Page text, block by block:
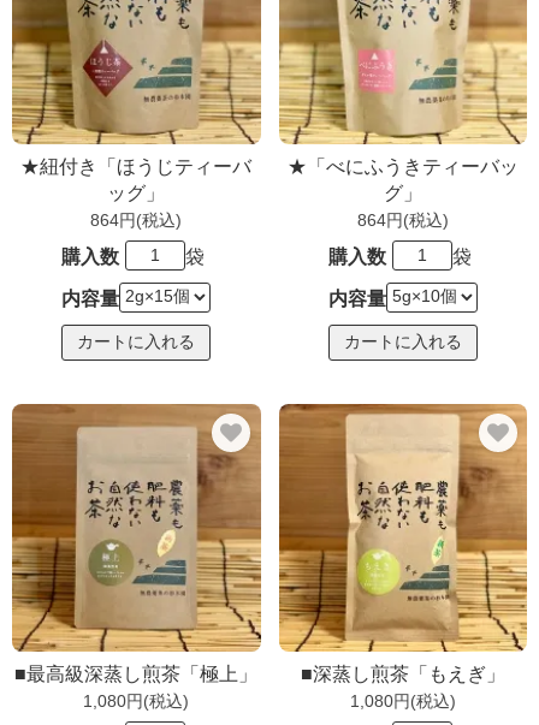
★紐付き「ほうじティーバ
ッグ」
864円(税込)
購入数 袋
内容量
★「べにふうきティーバッ
グ」
864円(税込)
購入数 袋
内容量
■最高級深蒸し煎茶「極上」
1,080円(税込)
■深蒸し煎茶「もえぎ」
1,080円(税込)